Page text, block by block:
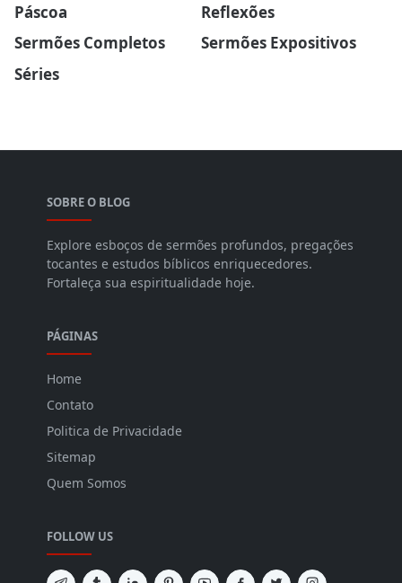
Páscoa
Reflexões
Sermões Completos
Sermões Expositivos
Séries
SOBRE O BLOG
Explore esboços de sermões profundos, pregações
tocantes e estudos bíblicos enriquecedores.
Fortaleça sua espiritualidade hoje.
PÁGINAS
Home
Contato
Politica de Privacidade
Sitemap
Quem Somos
FOLLOW US